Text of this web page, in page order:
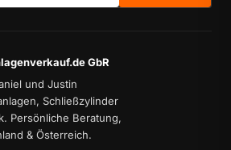
GbR
und Justin
Schließzylinder
Persönliche Beratung,
& Österreich.